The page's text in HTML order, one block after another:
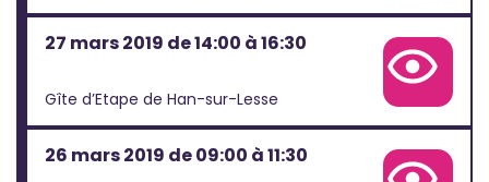
27 mars 2019 de 14:00 à 16:30
Gîte d’Etape de Han-sur-Lesse
Voir la fiche complète de cette projection
26 mars 2019 de 09:00 à 11:30